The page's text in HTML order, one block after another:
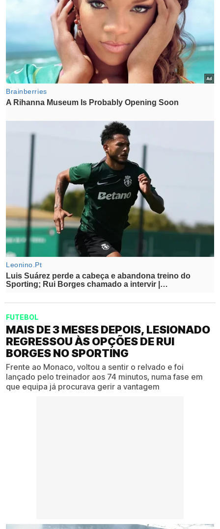
FUTEBOL
MAIS DE 3 MESES DEPOIS, LESIONADO
REGRESSOU ÀS OPÇÕES DE RUI
BORGES NO SPORTING
Frente ao Monaco, voltou a sentir o relvado e foi
lançado pelo treinador aos 74 minutos, numa fase em
que equipa já procurava gerir a vantagem